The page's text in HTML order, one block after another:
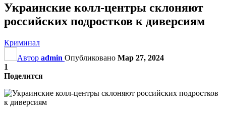
Украинские колл-центры склоняют
российских подростков к диверсиям
Криминал
Автор admin Опубликовано Мар 27, 2024
1
Поделится